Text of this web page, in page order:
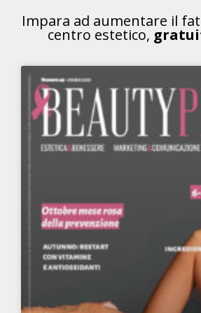
Impara ad aumentare il
centro estetico,